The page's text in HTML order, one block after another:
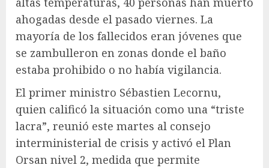
ahogadas desde el pasado viernes. La
mayoría de los fallecidos eran jóvenes que
se zambulleron en zonas donde el baño
estaba prohibido o no había vigilancia.
El primer ministro Sébastien Lecornu,
quien calificó la situación como una “triste
lacra”, reunió este martes al consejo
interministerial de crisis y activó el Plan
Orsan nivel 2, medida que permite